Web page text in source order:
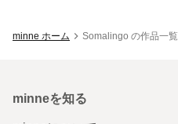
minne ホーム Somalingo の作品一覧
minneを知る